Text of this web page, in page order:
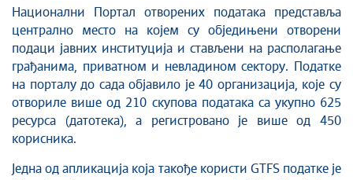
Национални Портал отворених података представља
централно место на којем су обједињени отворени
подаци јавних институција и стављени на располагање
грађанима, приватном и невладином сектору. Податке
на порталу до сада објавило је 40 организација, које су
отвориле више од 210 скупова података са укупно 625
ресурса (датотека), а регистровано је више од 450
корисника.
Једна од апликација која такође користи GTFS податке је